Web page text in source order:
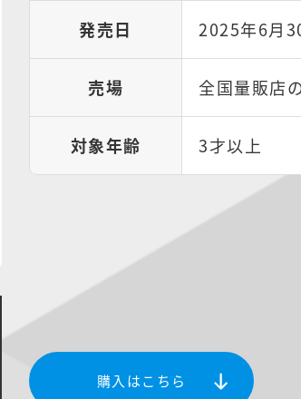
発売日 2025年6月
売場 全国量販店
対象年齢 3才以上
購入はこちら